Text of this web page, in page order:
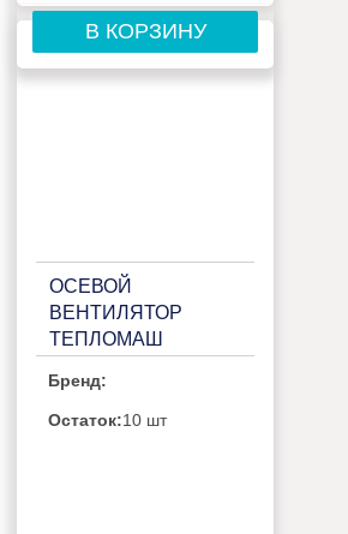
В КОРЗИНУ
ОСЕВОЙ
ВЕНТИЛЯТОР
ТЕПЛОМАШ
Бренд:
Остаток:10 шт